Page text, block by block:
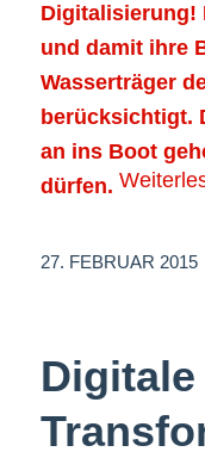
Digitalisierung!
und damit ihre
Wasserträger
berücksichtigt.
an ins Boot
dürfen.
27. FEBRUAR 2015
Digitale